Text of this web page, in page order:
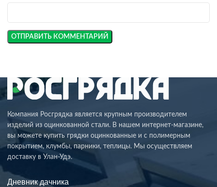
Компания Росгрядка является крупным производителем
изделий из оцинкованной стали. В нашем интернет-магазине,
вы можете купить грядки оцинкованные и с полимерным
покрытием, клумбы, парники, теплицы. Мы осуществляем
доставку в Улан-Удэ.
Дневник дачника